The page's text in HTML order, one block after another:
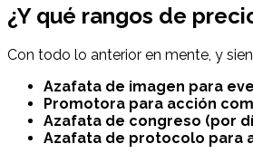
¿Y qué rangos de
Con todo lo anterior en mente, y
Azafata de imagen para
Promotora para acción
Azafata de congreso (por
Azafata de protocolo para